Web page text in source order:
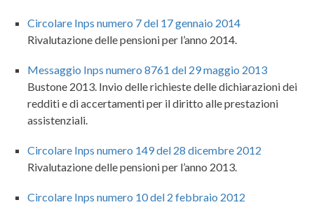
Circolare Inps numero 7 del 17 gennaio 2014
Rivalutazione delle pensioni per l’anno 2014.
Messaggio Inps numero 8761 del 29 maggio 2013
Bustone 2013. Invio delle richieste delle dichiarazioni dei
redditi e di accertamenti per il diritto alle prestazioni
assistenziali.
Circolare Inps numero 149 del 28 dicembre 2012
Rivalutazione delle pensioni per l’anno 2013.
Circolare Inps numero 10 del 2 febbraio 2012